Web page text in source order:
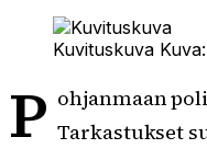
Kuvituskuva Kuva:
P ohjanmaan
Tarkastukset